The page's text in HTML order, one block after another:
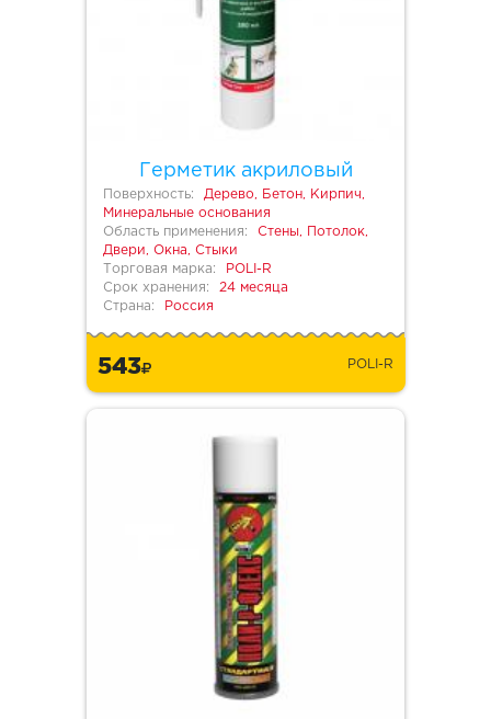
Герметик акриловый
Поверхность:
Дерево, Бетон, Кирпич,
Минеральные основания
Область применения:
Стены, Потолок,
Двери, Окна, Стыки
Торговая марка:
POLI-R
Срок хранения:
24 месяца
Страна:
Россия
543 POLI-R